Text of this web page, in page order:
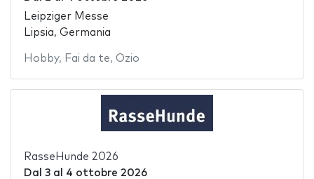
Leipziger Messe
Lipsia, Germania
Hobby, Fai da te, Ozio
RasseHunde 2026
Dal 3al 4 ottobre 2026